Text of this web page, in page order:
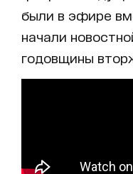
были в эфире
начали
годовщины